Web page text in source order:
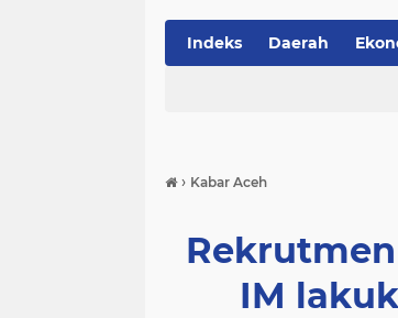
Indeks Daerah
› Kabar Aceh
IM